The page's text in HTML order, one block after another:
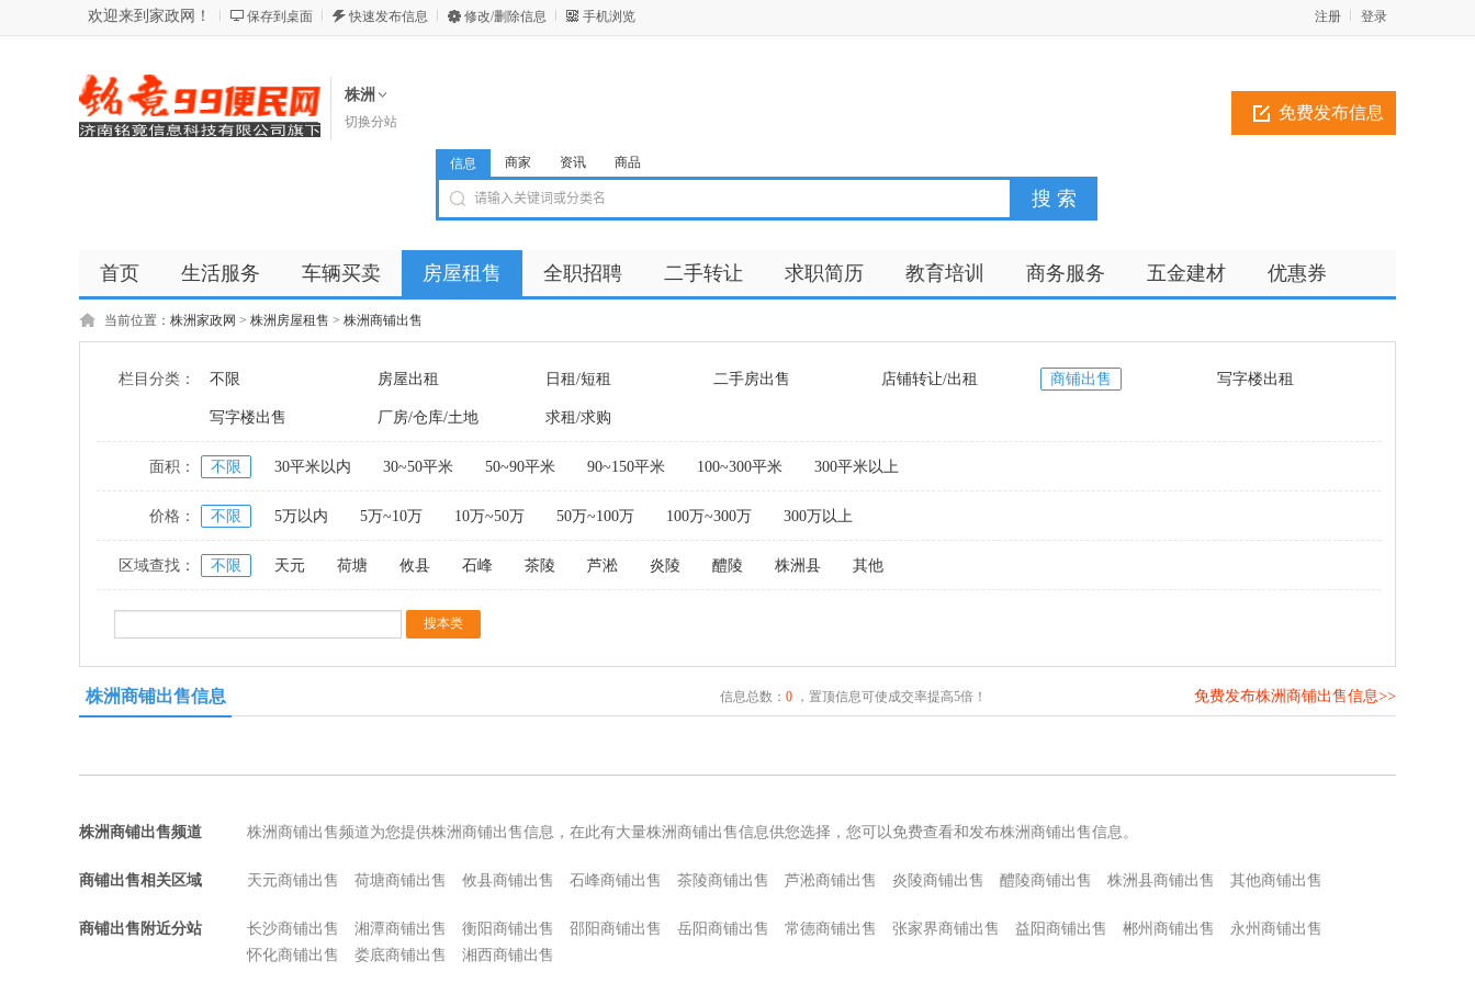
欢迎来到家政网！ 保存到桌面 快速发布信息 修改/删除信息 手机浏览 登录
注册
株洲
切换分站 免费发布信息
信息 商家 资讯 商品
首页 生活服务 车辆买卖 房屋租售 全职招聘 二手转让 求职简历 教育培训 商务服务 五金建材 优惠券
商品 店铺
当前位置： 株洲家政网 > 株洲房屋租售 > 株洲商铺出售
栏目分类： 不限 房屋出租 日租/短租 二手房出售 店铺转让/出租 商铺出售 写字楼出租
写字楼出售 厂房/仓库/土地 求租/求购
面积： 不限 30平米以内 30~50平米 50~90平米 90~150平米 100~300平米 300平米以上
价格： 不限 5万以内 5万~10万 10万~50万 50万~100万 100万~300万 300万以上
区域查找： 不限 天元 荷塘 攸县 石峰 茶陵 芦淞 炎陵 醴陵 株洲县 其他
株洲商铺出售信息 信息总数： 0，置顶信息可使成交率提高5倍！ 免费发布株洲商铺出售信息>>
株洲商铺出售频道 株洲商铺出售频道为您提供株洲商铺出售信息，在此有大量株洲商铺出售信息供您选择，您可以免费查看和发布株洲商铺出售信息。
商铺出售相关区域 天元商铺出售 荷塘商铺出售 攸县商铺出售 石峰商铺出售 茶陵商铺出售 芦淞商铺出售 炎陵商铺出售 醴陵商铺出售 株洲县商铺出售 其他商铺出售
商铺出售附近分站 长沙商铺出售 湘潭商铺出售 衡阳商铺出售 邵阳商铺出售 岳阳商铺出售 常德商铺出售 张家界商铺出售 益阳商铺出售 郴州商铺出售
永州商铺出售
怀化商铺出售
娄底商铺出售 湘西商铺出售